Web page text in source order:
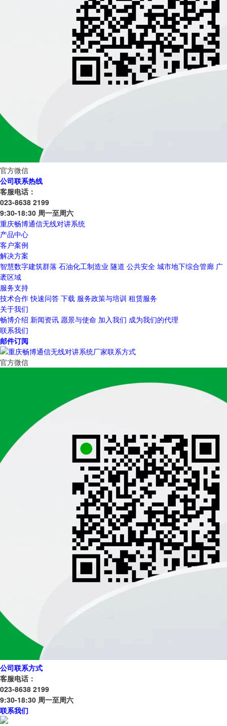
官方微信
公司联系热线
客服电话：
023-8638 2199
9:30-18:30 周一至周六
重庆畅博通信无线对讲系统
产品中心
客户案例
解决方案
智慧数字建筑群落 石油化工制造业 隧道 公共安全 城市地下综合管廊 广
袤区域
服务支持
技术合作 快速问答 下载 服务政策与培训 租赁服务
关于我们
畅博介绍 新闻资讯 愿景与使命 加入我们 成为我们的代理
联系我们
邮件订阅
官方微信
公司联系方式
客服电话：
023-8638 2199
9:30-18:30 周一至周六
联系我们